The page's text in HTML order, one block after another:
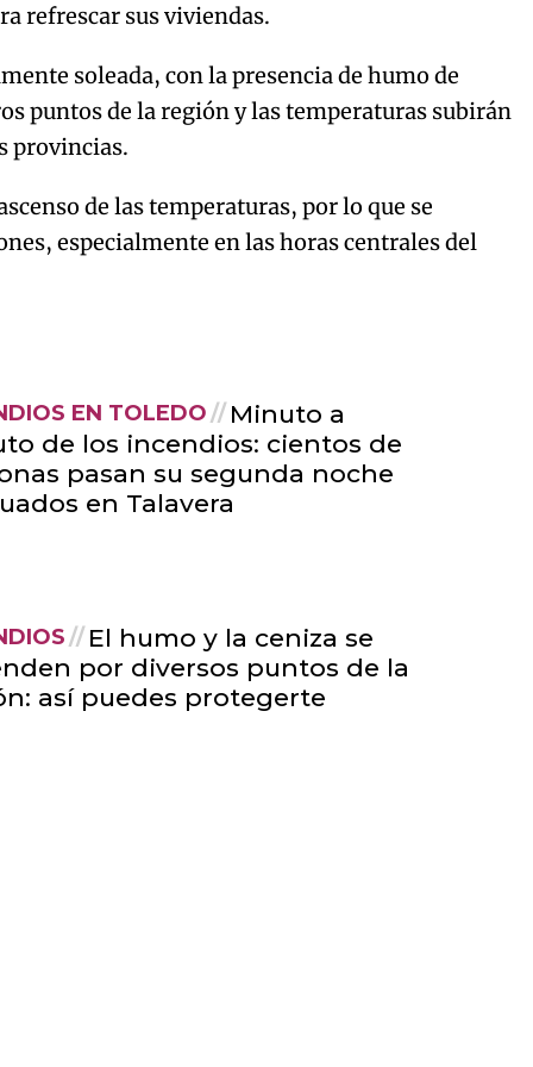
refrescar sus viviendas.
soleada, con la presencia de humo de
puntos de la región y las temperaturas subirán
provincias.
de las temperaturas, por lo que se
especialmente en las horas centrales del
EN TOLEDO
Minuto a
de los incendios: cientos de
pasan su segunda noche
en Talavera
El humo y la ceniza se
por diversos puntos de la
así puedes protegerte